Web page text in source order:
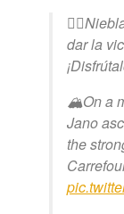
dar la
🏔️On a
Jano
the